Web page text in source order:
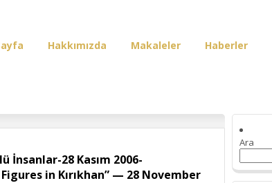
Hakkımızda Makaleler Haberler
İnsanlar-28 Kasım 2006-
in Kırıkhan” — 28 November
Ara